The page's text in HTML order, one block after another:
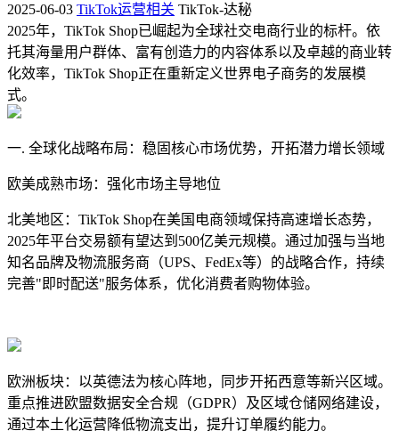
2025-06-03 TikTok运营相关 TikTok-达秘
2025年，TikTok Shop已崛起为全球社交电商行业的标杆。依
托其海量用户群体、富有创造力的内容体系以及卓越的商业转
化效率，TikTok Shop正在重新定义世界电子商务的发展模
式。
一. 全球化战略布局：稳固核心市场优势，开拓潜力增长领域
欧美成熟市场：强化市场主导地位
北美地区：TikTok Shop在美国电商领域保持高速增长态势，
2025年平台交易额有望达到500亿美元规模。通过加强与当地
知名品牌及物流服务商（UPS、FedEx等）的战略合作，持续
完善"即时配送"服务体系，优化消费者购物体验。
欧洲板块：以英德法为核心阵地，同步开拓西意等新兴区域。
重点推进欧盟数据安全合规（GDPR）及区域仓储网络建设，
通过本土化运营降低物流支出，提升订单履约能力。